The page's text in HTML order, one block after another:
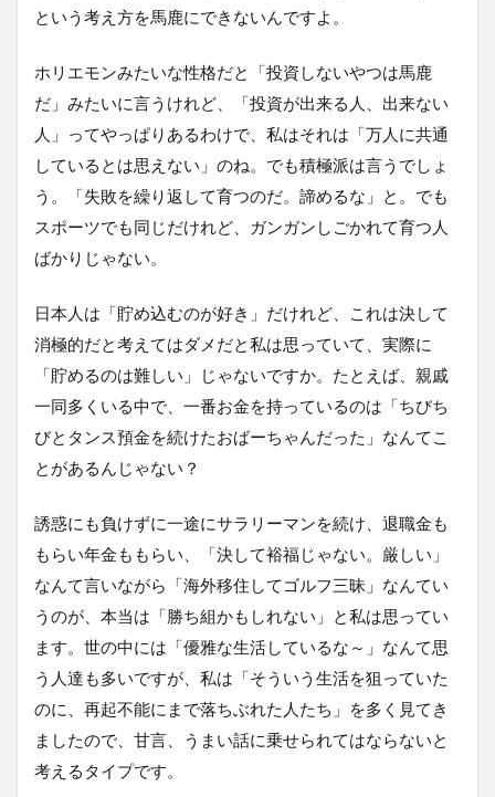
という考え方を馬鹿にできないんですよ。
ホリエモンみたいな性格だと「投資しないやつは馬鹿
だ」みたいに言うけれど、「投資が出来る人、出来ない
人」ってやっぱりあるわけで、私はそれは「万人に共通
しているとは思えない」のね。でも積極派は言うでしょ
う。「失敗を繰り返して育つのだ。諦めるな」と。でも
スポーツでも同じだけれど、ガンガンしごかれて育つ人
ばかりじゃない。
日本人は「貯め込むのが好き」だけれど、これは決して
消極的だと考えてはダメだと私は思っていて、実際に
「貯めるのは難しい」じゃないですか。たとえば、親戚
一同多くいる中で、一番お金を持っているのは「ちびち
びとタンス預金を続けたおばーちゃんだった」なんてこ
とがあるんじゃない？
誘惑にも負けずに一途にサラリーマンを続け、退職金も
もらい年金ももらい、「決して裕福じゃない。厳しい」
なんて言いながら「海外移住してゴルフ三昧」なんてい
うのが、本当は「勝ち組かもしれない」と私は思ってい
ます。世の中には「優雅な生活しているな～」なんて思
う人達も多いですが、私は「そういう生活を狙っていた
のに、再起不能にまで落ちぶれた人たち」を多く見てき
ましたので、甘言、うまい話に乗せられてはならないと
考えるタイプです。